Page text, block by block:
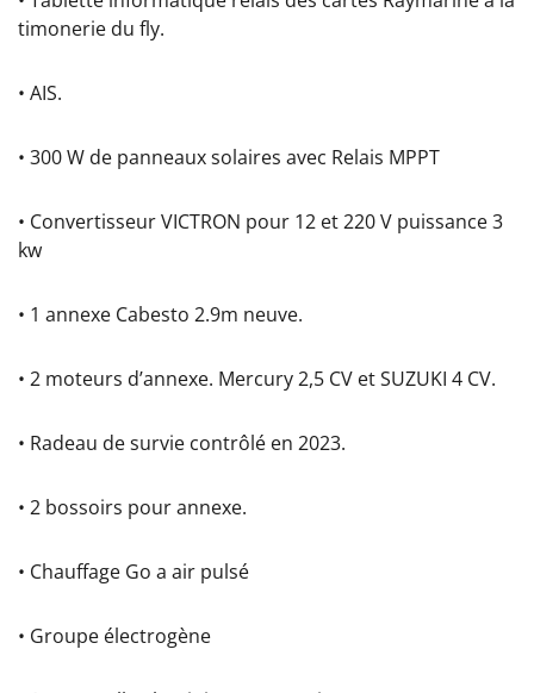
timonerie du fly.
• AIS.
• 300 W de panneaux solaires avec Relais MPPT
• Convertisseur VICTRON pour 12 et 220 V puissance 3
kw
• 1 annexe Cabesto 2.9m neuve.
• 2 moteurs d’annexe. Mercury 2,5 CV et SUZUKI 4 CV.
• Radeau de survie contrôlé en 2023.
• 2 bossoirs pour annexe.
• Chauffage Go a air pulsé
• Groupe électrogène